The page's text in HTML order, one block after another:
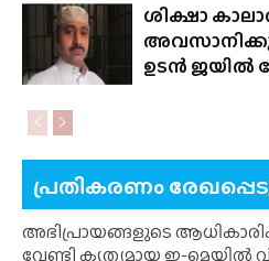
ശിക്ഷാ
ഉടൻ ജയിൽ
പ്രതികരണം
അഭിപ്രായങ്ങളുടെ
വേണ്ടി കൃത്യമായ ഇ-മെയിൽ